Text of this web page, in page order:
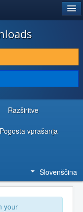
Razširitve
Pogosta vprašanja
Slovenščina
your